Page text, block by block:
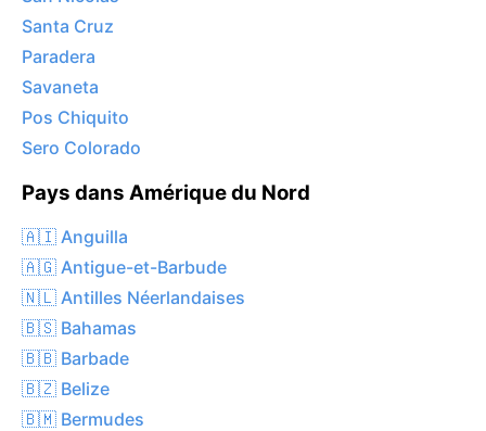
Santa Cruz
Paradera
Savaneta
Pos Chiquito
Sero Colorado
Pays dans Amérique du Nord
🇦🇮 Anguilla
🇦🇬 Antigue-et-Barbude
🇳🇱 Antilles Néerlandaises
🇧🇸 Bahamas
🇧🇧 Barbade
🇧🇿 Belize
🇧🇲 Bermudes